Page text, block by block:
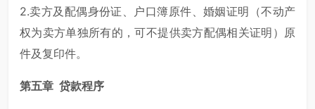
2.卖方及配偶身份证、户口簿原件、婚姻证明（不动产
权为卖方单独所有的，可不提供卖方配偶相关证明）原
件及复印件。
第五章 贷款程序